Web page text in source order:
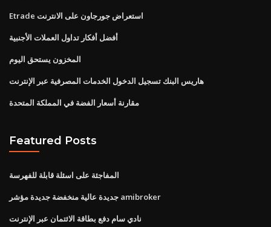
Etrade استعراض جورجاون على الانترنت
أفضل أفكار تداول العملات الأجنبية
المخزون يستحق اليوم
هاريس البنك تسجيل الدخول الخدمات المصرفية عبر الإنترنت
مقارنة أسعار الفضة في المملكة المتحدة
Featured Posts
المفاجئة على اسئلة قابلة للفهرسة
جديدة عالية منخفضة جديدة مؤشر amibroker
نادي سام دفع بطاقة الائتمان عبر الإنترنت